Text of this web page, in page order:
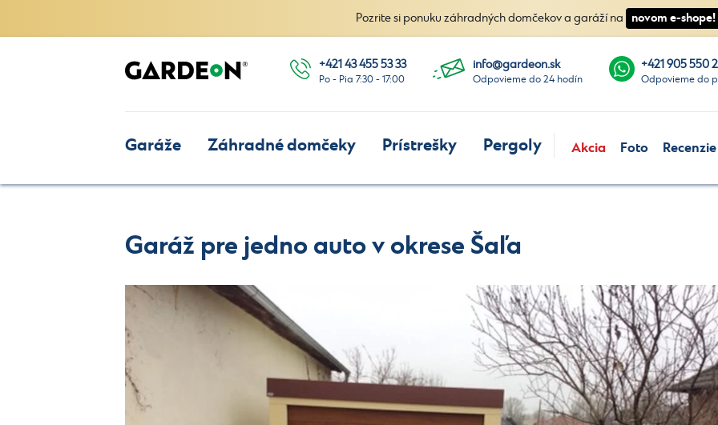
Pozrite si ponuku záhradných domčekov a garáží na novom e-shope!
+421 43 455 53 33
Po - Pia 7:30 - 17:00
info@gardeon.sk
Odpovieme do 24 hodín
+421 905 550
Odpovieme do
Garáže Záhradné domčeky Prístrešky Pergoly Akcia Foto Recenzie
Garáž pre jedno auto v okrese Šaľa